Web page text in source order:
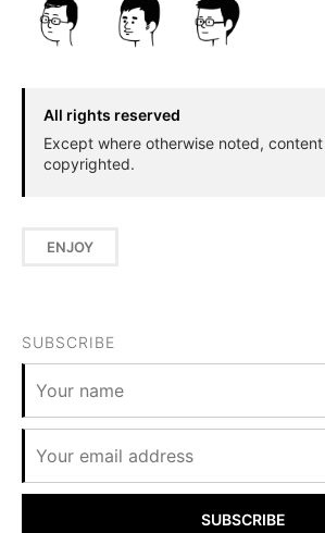
All rights reserved
Except where otherwise noted,
copyrighted.
ENJOY
SUBSCRIBE
SUBSCRIBE